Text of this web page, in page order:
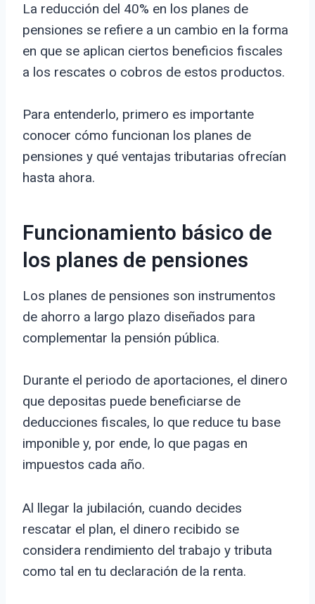
La reducción del 40% en los planes de
pensiones se refiere a un cambio en la forma
en que se aplican ciertos beneficios fiscales
a los rescates o cobros de estos productos.
Para entenderlo, primero es importante
conocer cómo funcionan los planes de
pensiones y qué ventajas tributarias ofrecían
hasta ahora.
Funcionamiento básico de
los planes de pensiones
Los planes de pensiones son instrumentos
de ahorro a largo plazo diseñados para
complementar la pensión pública.
Durante el periodo de aportaciones, el dinero
que depositas puede beneficiarse de
deducciones fiscales, lo que reduce tu base
imponible y, por ende, lo que pagas en
impuestos cada año.
Al llegar la jubilación, cuando decides
rescatar el plan, el dinero recibido se
considera rendimiento del trabajo y tributa
como tal en tu declaración de la renta.